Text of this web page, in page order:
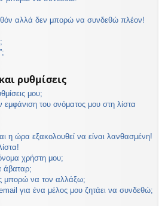
αλλά δεν μπορώ να συνδεθώ πλέον!
ρυθμίσεις
μου;
του ονόματος μου στη λίστα
η ώρα εξακολουθεί να είναι λανθασμένη!
χρήστη μου;
άβαταρ;
μπορώ να τον αλλάξω;
για ένα μέλος μου ζητάει να συνδεθώ;